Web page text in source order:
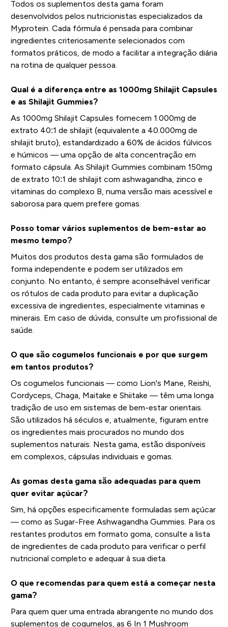
Todos os suplementos desta gama foram
desenvolvidos pelos nutricionistas especializados da
Myprotein. Cada fórmula é pensada para combinar
ingredientes criteriosamente selecionados com
formatos práticos, de modo a facilitar a integração diária
na rotina de qualquer pessoa.
Qual é a diferença entre as 1000mg Shilajit Capsules
e as Shilajit Gummies?
As 1000mg Shilajit Capsules fornecem 1.000mg de
extrato 40:1 de shilajit (equivalente a 40.000mg de
shilajit bruto), estandardizado a 60% de ácidos fúlvicos
e húmicos — uma opção de alta concentração em
formato cápsula. As Shilajit Gummies combinam 150mg
de extrato 10:1 de shilajit com ashwagandha, zinco e
vitaminas do complexo B, numa versão mais acessível e
saborosa para quem prefere gomas.
Posso tomar vários suplementos de bem-estar ao
mesmo tempo?
Muitos dos produtos desta gama são formulados de
forma independente e podem ser utilizados em
conjunto. No entanto, é sempre aconselhável verificar
os rótulos de cada produto para evitar a duplicação
excessiva de ingredientes, especialmente vitaminas e
minerais. Em caso de dúvida, consulte um profissional de
saúde.
O que são cogumelos funcionais e por que surgem
em tantos produtos?
Os cogumelos funcionais — como Lion's Mane, Reishi,
Cordyceps, Chaga, Maitake e Shiitake — têm uma longa
tradição de uso em sistemas de bem-estar orientais.
São utilizados há séculos e, atualmente, figuram entre
os ingredientes mais procurados no mundo dos
suplementos naturais. Nesta gama, estão disponíveis
em complexos, cápsulas individuais e gomas.
As gomas desta gama são adequadas para quem
quer evitar açúcar?
Sim, há opções especificamente formuladas sem açúcar
— como as Sugar-Free Ashwagandha Gummies. Para os
restantes produtos em formato goma, consulte a lista
de ingredientes de cada produto para verificar o perfil
nutricional completo e adequar à sua dieta.
O que recomendas para quem está a começar nesta
gama?
Para quem quer uma entrada abrangente no mundo dos
suplementos de cogumelos, as 6 In 1 Mushroom